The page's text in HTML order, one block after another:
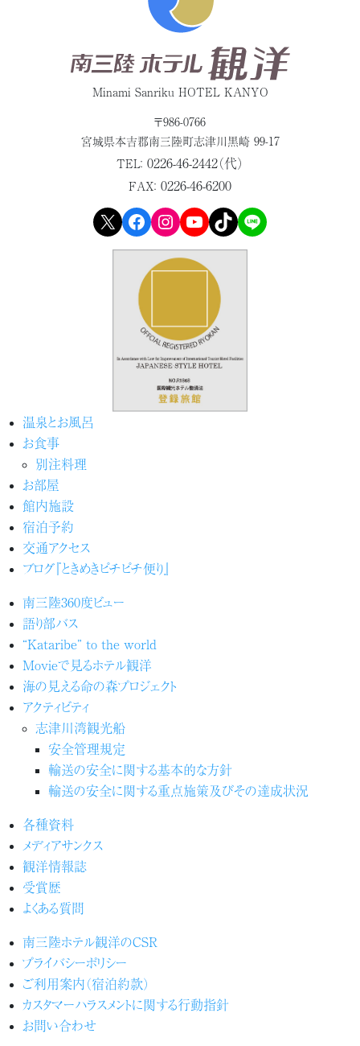
Minami Sanriku HOTEL KANYO
〒986-0766
宮城県本吉郡南三陸町志津川黒崎 99-17
TEL： 0226-46-2442（代）
FAX： 0226-46-6200
X Facebook Instagram YouTube TikTok LINE
温泉とお風呂
お食事
別注料理
お部屋
館内施設
宿泊予約
交通アクセス
ブログ『ときめきピチピチ便り』
南三陸360度ビュー
語り部バス
“Kataribe” to the world
Movieで見るホテル観洋
海の見える命の森プロジェクト
アクティビティ
志津川湾観光船
安全管理規定
輸送の安全に関する基本的な方針
輸送の安全に関する重点施策及びその達成状況
各種資料
メディアサンクス
観洋情報誌
受賞歴
よくある質問
南三陸ホテル観洋のCSR
プライバシーポリシー
ご利用案内（宿泊約款）
カスタマーハラスメントに関する行動指針
お問い合わせ